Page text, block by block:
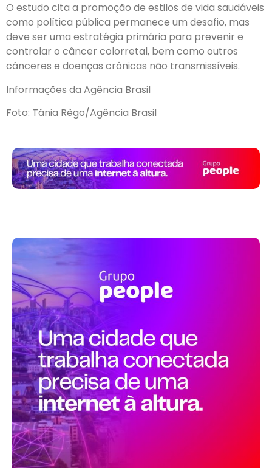
O estudo cita a promoção de estilos de vida saudáveis
como política pública permanece um desafio, mas
deve ser uma estratégia primária para prevenir e
controlar o câncer colorretal, bem como outros
cânceres e doenças crônicas não transmissíveis.
Informações da Agência Brasil
Foto: Tânia Rêgo/Agência Brasil